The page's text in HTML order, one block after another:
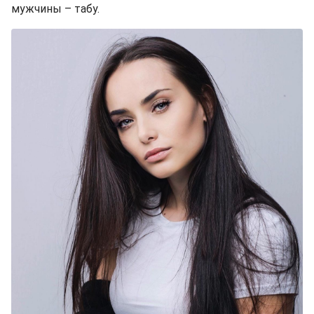
мужчины – табу.